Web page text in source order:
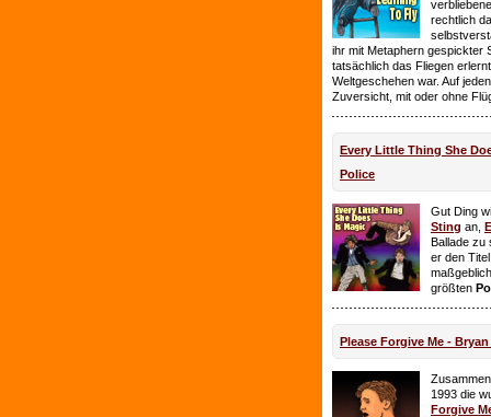
rechtlich
ihr mit Metaphern gespickter
tatsächlich das Fliegen
Weltgeschehen war. Auf
Zuversicht, mit oder ohne
Every Little Thing She
Police
Gut Ding
Sting an,
Ballade zu
er den
größten
Please Forgive Me -
1993 die
Forgive